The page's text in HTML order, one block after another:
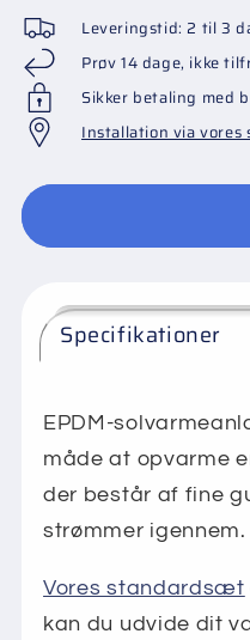
Udvidelsessæt
EPDM
solpaneler
-
cm
EPDM
-
cm
Leveringstid: 2 til 3
Prøv 14 dage, ikke
Sikker betaling med
Installation via
Specifikationer
EPDM-
måde at opvarme
der består af fine
strømmer igennem.
Vores standardsæt
kan du udvide dit